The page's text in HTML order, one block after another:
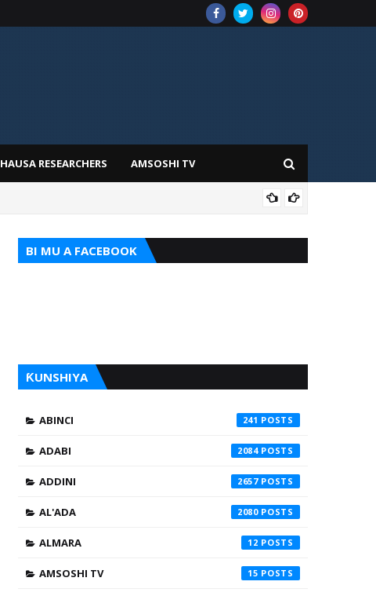
HAUSA RESEARCHERS AMSOSHI TV
BI MU A FACEBOOK
ƘUNSHIYA
ABINCI 241
ADABI 2084
ADDINI 2657
AL'ADA 2080
ALMARA 12
AMSOSHI TV 15